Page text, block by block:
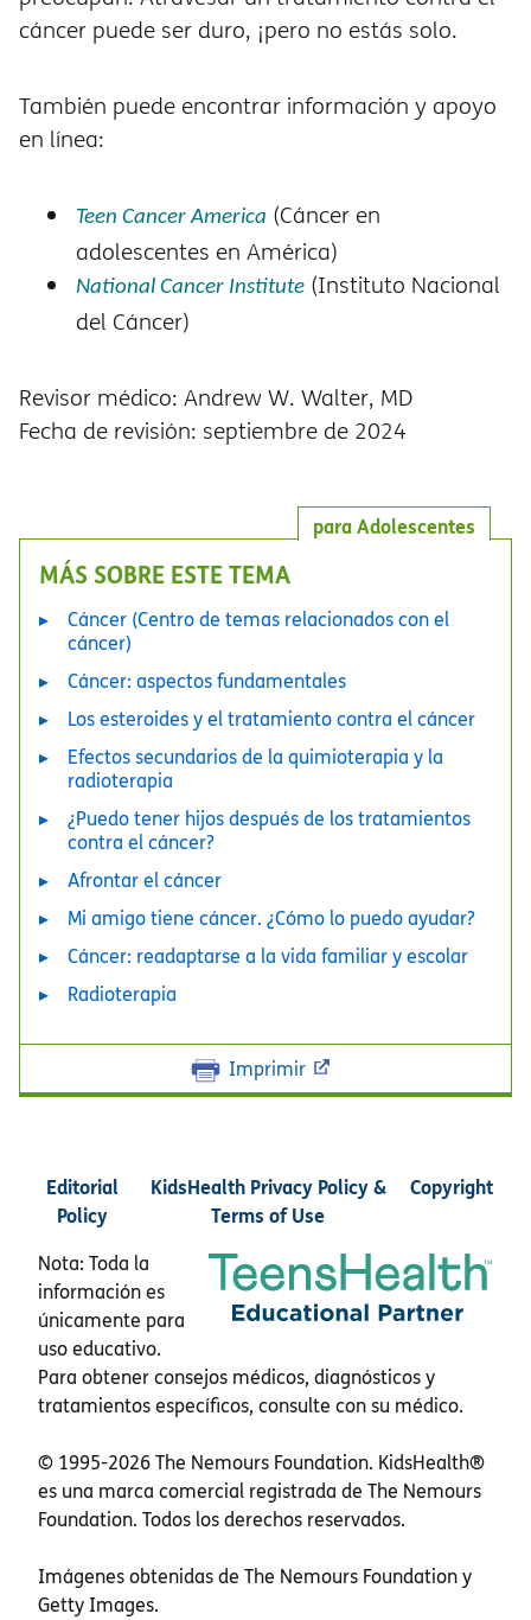
cáncer puede ser duro, ¡pero no estás solo.
También puede encontrar información y apoyo
en línea:
Teen Cancer America (Cáncer en
adolescentes en América)
National Cancer Institute (Instituto Nacional
del Cáncer)
Revisor médico: Andrew W. Walter, MD
Fecha de revisión: septiembre de 2024
para Adolescentes
MÁS SOBRE ESTE TEMA
Cáncer (Centro de temas relacionados con el
cáncer)
Cáncer: aspectos fundamentales
Los esteroides y el tratamiento contra el cáncer
Efectos secundarios de la quimioterapia y la
radioterapia
¿Puedo tener hijos después de los tratamientos
contra el cáncer?
Afrontar el cáncer
Mi amigo tiene cáncer. ¿Cómo lo puedo ayudar?
Cáncer: readaptarse a la vida familiar y escolar
Radioterapia
Imprimir
Editorial
Policy
KidsHealth Privacy Policy &
Terms of Use
Copyright
Nota: Toda la
información es
únicamente para
uso educativo.
Para obtener consejos médicos, diagnósticos y
tratamientos específicos, consulte con su médico.
© 1995-2026 The Nemours Foundation. KidsHealth®
es una marca comercial registrada de The Nemours
Foundation. Todos los derechos reservados.
Imágenes obtenidas de The Nemours Foundation y
Getty Images.